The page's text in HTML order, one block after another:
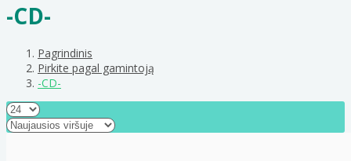
-CD-
Pagrindinis
Pirkite pagal gamintoją
-CD-